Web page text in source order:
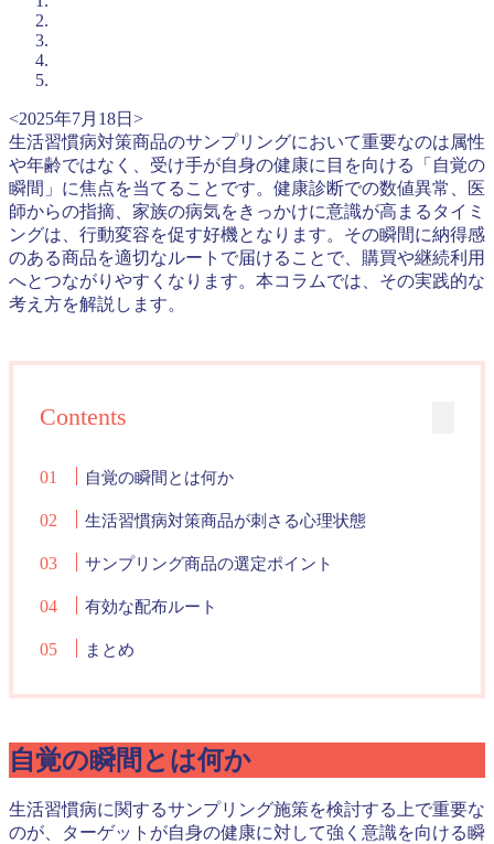
<2025年7月18日>
生活習慣病対策商品のサンプリングにおいて重要なのは属性
や年齢ではなく、受け手が自身の健康に目を向ける「自覚の
瞬間」に焦点を当てることです。健康診断での数値異常、医
師からの指摘、家族の病気をきっかけに意識が高まるタイミ
ングは、行動変容を促す好機となります。その瞬間に納得感
のある商品を適切なルートで届けることで、購買や継続利用
へとつながりやすくなります。本コラムでは、その実践的な
考え方を解説します。
Contents
自覚の瞬間とは何か
生活習慣病対策商品が刺さる心理状態
サンプリング商品の選定ポイント
有効な配布ルート
まとめ
自覚の瞬間とは何か
生活習慣病に関するサンプリング施策を検討する上で重要な
のが、ターゲットが自身の健康に対して強く意識を向ける瞬